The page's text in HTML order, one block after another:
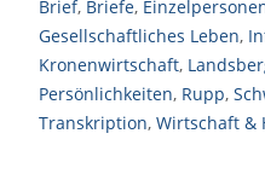
Brief, Briefe,
Gesellschaftliches Leben,
Kronenwirtschaft,
Persönlichkeiten, Rupp,
Transkription, Wirtschaft &